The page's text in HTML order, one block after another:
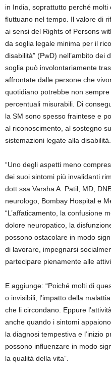
in India, soprattutto perché
fluttuano nel tempo. Il valore di
ai sensi del Rights of Persons
da soglia legale minima per il
disabilità” (PwD) nell’ambito dei
soglia può involontariamente
affrontate dalle persone che
quotidiano potrebbe non
percentuali misurabili. Di
la SM sono spesso fraintese e
al riconoscimento, al sostegno
sistemazioni legate alla disabilità.
“Uno degli aspetti meno
dei suoi sintomi più invalidanti
dott.ssa Varsha A. Patil, MD,
neurologo, Bombay Hospital e
“L’affaticamento, la confusione
dolore neuropatico, la
possono ostacolare in modo
di lavorare, impegnarsi
partecipare pienamente alle
E aggiunge: “Poiché molti di
o invisibili, l’impatto della
che li circondano. Eppure
anche quando i sintomi
la diagnosi tempestiva e l’inizio
possono influenzare in modo
la qualità della vita”.